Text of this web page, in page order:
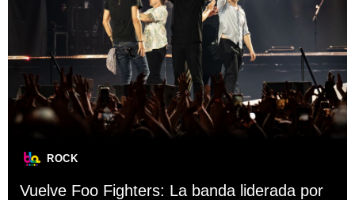
ROCK
Vuelve Foo Fighters: La banda liderada por